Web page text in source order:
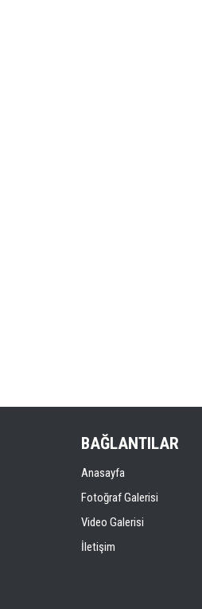
BAĞLANTILAR
Anasayfa
Fotoğraf Galerisi
Video Galerisi
İletişim